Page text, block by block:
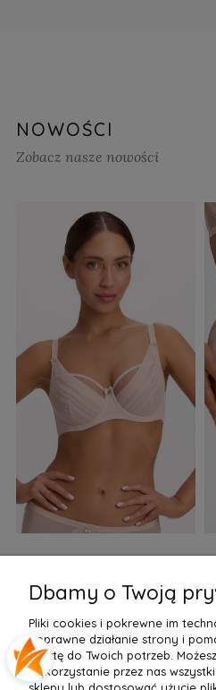
NOWOŚCI
Zobacz nasze nowości
155,99 zł
Do Koszyka »
Dbamy o Twoją
Pliki cookies i pokrewne im
poprawne działanie strony i
ofertę do Twoich potrzeb.
wykorzystanie przez nas